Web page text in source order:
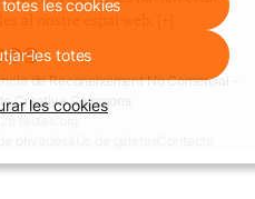
al nostre espai web. [+]
de Reconeixement No Comercial -
Creative Commons
les cookies
les totes
les cookies